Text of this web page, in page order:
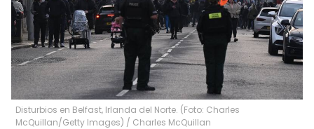
Disturbios en Belfast, Irlanda del Norte. (Foto: Charles
McQuillan/Getty Images) / Charles McQuillan